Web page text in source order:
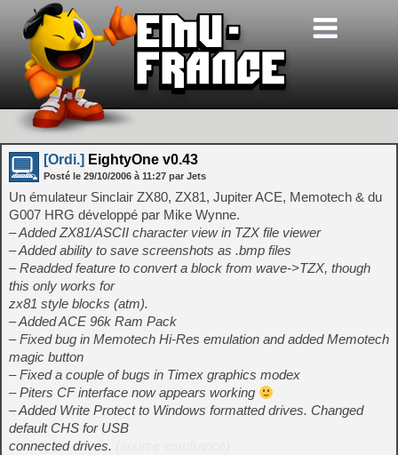
[Ordi.] EightyOne v0.43
Posté le 29/10/2006 à 11:27 par Jets
Un émulateur Sinclair ZX80, ZX81, Jupiter ACE, Memotech & du
G007 HRG développé par Mike Wynne.
– Added ZX81/ASCII character view in TZX file viewer
– Added ability to save screenshots as .bmp files
– Readded feature to convert a block from wave->TZX, though
this only works for
zx81 style blocks (atm).
– Added ACE 96k Ram Pack
– Fixed bug in Memotech Hi-Res emulation and added Memotech
magic button
– Fixed a couple of bugs in Timex graphics modex
– Piters CF interface now appears working
– Added Write Protect to Windows formatted drives. Changed
default CHS for USB
connected drives.